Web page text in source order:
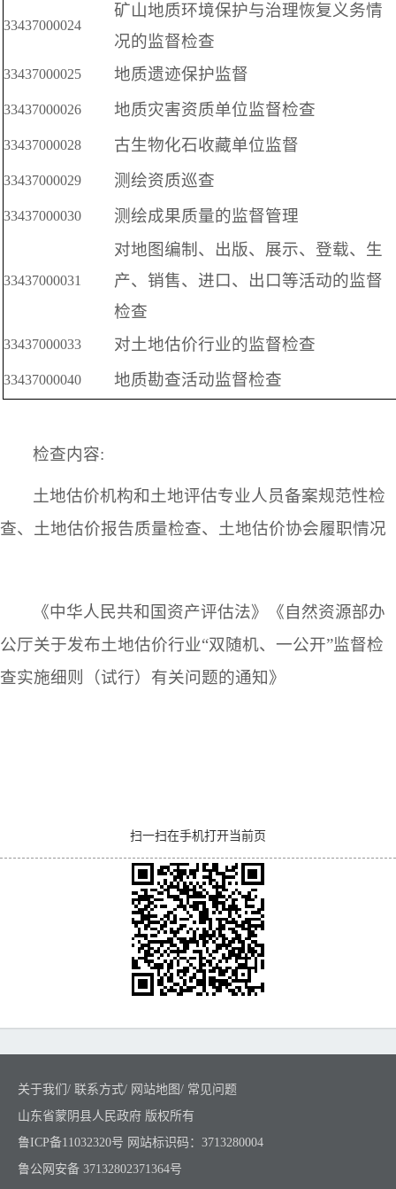
33437000024
矿山地质环境保护与治理恢复义务情
况的监督检查
33437000025 地质遗迹保护监督
33437000026 地质灾害资质单位监督检查
33437000028 古生物化石收藏单位监督
33437000029 测绘资质巡查
33437000030 测绘成果质量的监督管理
33437000031
对地图编制、出版、展示、登载、生
产、销售、进口、出口等活动的监督
检查
33437000033 对土地估价行业的监督检查
33437000040 地质勘查活动监督检查
检查内容:
土地估价机构和土地评估专业人员备案规范性检
查、土地估价报告质量检查、土地估价协会履职情况
《中华人民共和国资产评估法》《自然资源部办
公厅关于发布土地估价行业“双随机、一公开”监督检
查实施细则（试行）有关问题的通知》
扫一扫在手机打开当前页
关于我们 / 联系方式/ 网站地图/ 常见问题
山东省蒙阴县人民政府 版权所有
鲁ICP备11032320号 网站标识码：3713280004
鲁公网安备 37132802371364号